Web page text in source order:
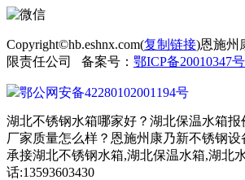
Copyright©hb.eshnx.com(复制链接)恩施州
限责任公司 备案号： 鄂ICP备20010347号
鄂公网安备42280102001194号
湖北不锈钢水箱哪家好？湖北保温水箱
厂家质量怎么样？恩施州康乃新不锈钢
承接湖北不锈钢水箱,湖北保温水箱,湖北
话:13593603430